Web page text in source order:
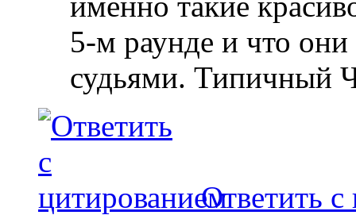
5-м раунде и что
судьями. Типичный
Ответить с